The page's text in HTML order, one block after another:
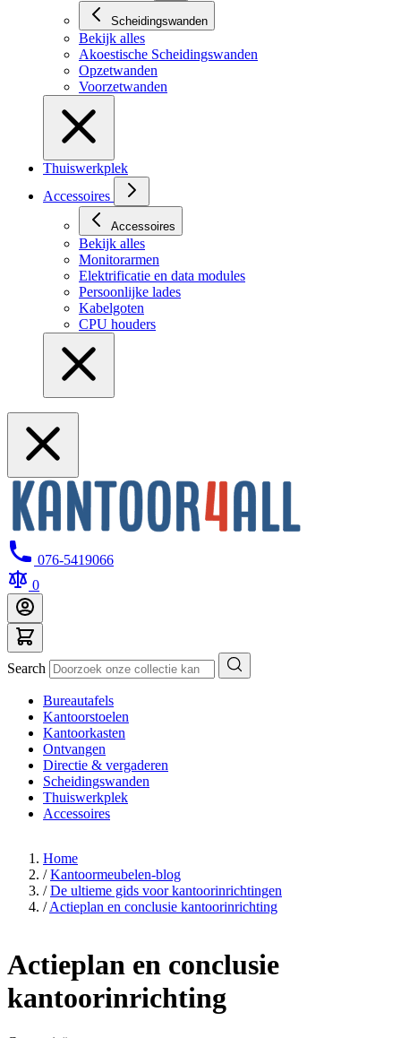
Scheidingswanden
Bekijk alles
Akoestische Scheidingswanden
Opzetwanden
Voorzetwanden
Thuiswerkplek
Accessoires
Accessoires
Bekijk alles
Monitorarmen
Elektrificatie en data modules
Persoonlijke lades
Kabelgoten
CPU houders
076-5419066
0
Search
Bureautafels
Kantoorstoelen
Kantoorkasten
Ontvangen
Directie & vergaderen
Scheidingswanden
Thuiswerkplek
Accessoires
Home
/ Kantoormeubelen-blog
/ De ultieme gids voor kantoorinrichtingen
/ Actieplan en conclusie kantoorinrichting
Actieplan en conclusie
kantoorinrichting